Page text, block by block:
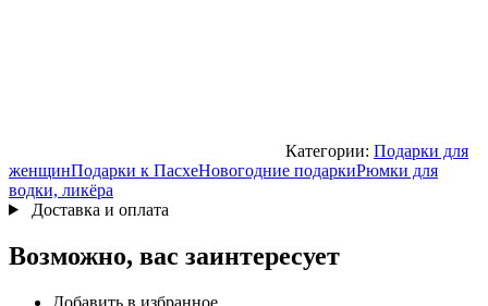
Категории: Подарки для
женщинПодарки к ПасхеНовогодние подаркиРюмки для
водки, ликёра
Доставка и оплата
Возможно, вас заинтересует
Добавить в избранное